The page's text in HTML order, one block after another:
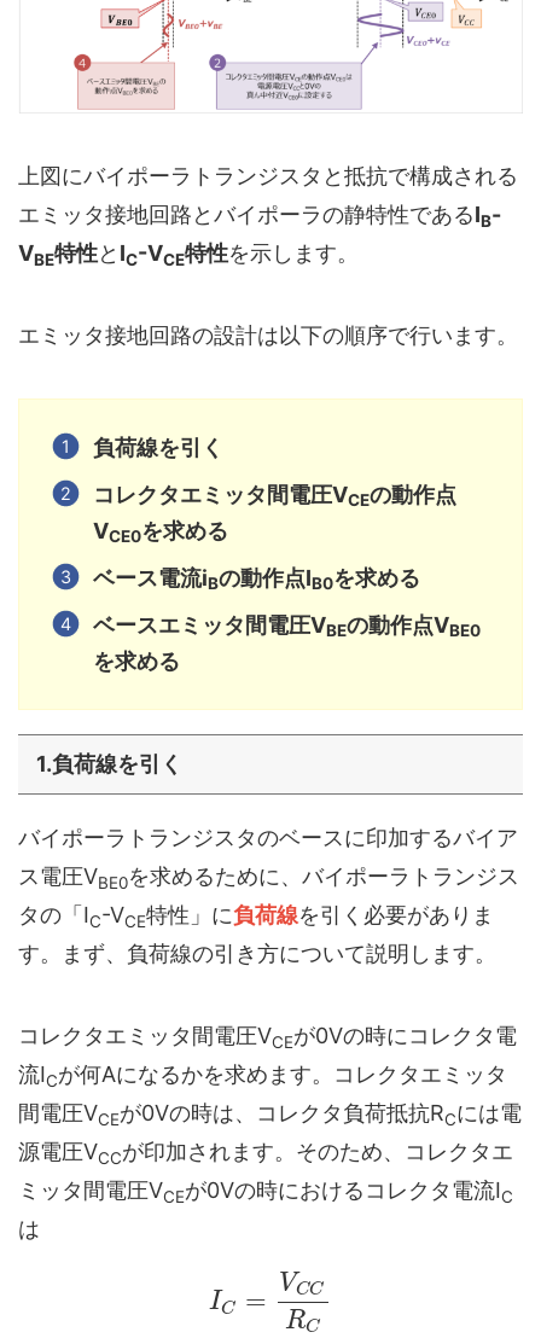
上図にバイポーラトランジスタと抵抗で構成される
エミッタ接地回路とバイポーラの静特性であるIB-
VBE特性と IC-VCE特性を示します。
エミッタ接地回路の設計は以下の順序で行います。
負荷線を引く
コレクタエミッタ間電圧VCEの動作点
VCE0を求める
ベース電流iBの動作点IB0を求める
ベースエミッタ間電圧VBEの動作点VBE0
を求める
1.負荷線を引く
バイポーラトランジスタのベースに印加するバイア
ス電圧VBE0を求めるために、バイポーラトランジス
タの「IC-VCE特性」に負荷線を引く必要がありま
す。まず、負荷線の引き方について説明します。
コレクタエミッタ間電圧VCEが0Vの時にコレクタ電
流ICが何Aになるかを求めます。コレクタエミッタ
間電圧VCEが0Vの時は、コレクタ負荷抵抗RCには電
源電圧VCCが印加されます。そのため、コレクタエ
ミッタ間電圧VCEが0Vの時におけるコレクタ電流IC
は
IC =
VCC
RC